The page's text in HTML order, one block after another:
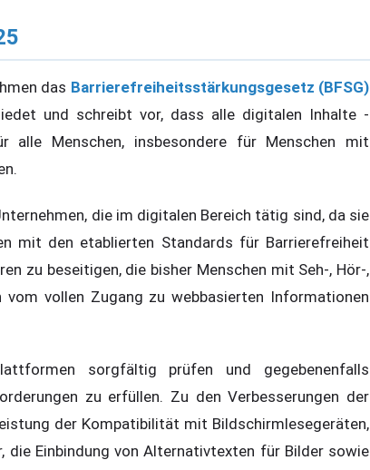
das Barrierefreiheitsstärkungsgesetz (BFSG)
und schreibt vor, dass alle digitalen Inhalte -
alle Menschen, insbesondere für Menschen mit
die im digitalen Bereich tätig sind, da sie
mit den etablierten Standards für Barrierefreiheit
zu beseitigen, die bisher Menschen mit Seh-, Hör-,
vollen Zugang zu webbasierten Informationen
sorgfältig prüfen und gegebenenfalls
zu erfüllen. Zu den Verbesserungen der
der Kompatibilität mit Bildschirmlesegeräten,
Einbindung von Alternativtexten für Bilder sowie